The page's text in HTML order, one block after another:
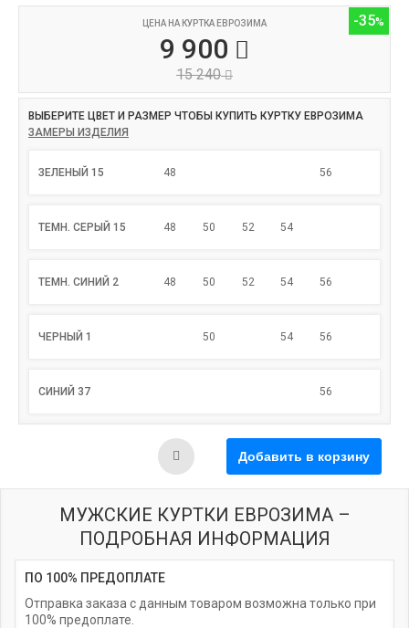
-35
ЦЕНА НА КУРТКА ЕВРОЗИМА
9 900
15 240
ВЫБЕРИТЕ ЦВЕТ И РАЗМЕР ЧТОБЫ КУПИТЬ КУРТКУ ЕВРОЗИМА
ЗАМЕРЫ ИЗДЕЛИЯ
ЗЕЛЕНЫЙ 15 48 56
ТЕМН. СЕРЫЙ 15 48 50 52 54
ТЕМН. СИНИЙ 2 48 50 52 54 56
ЧЕРНЫЙ 1 50 54 56
СИНИЙ 37 56
МУЖСКИЕ КУРТКИ ЕВРОЗИМА –
ПОДРОБНАЯ ИНФОРМАЦИЯ
ПО 100% ПРЕДОПЛАТЕ
Отправка заказа с данным товаром возможна только при
100% предоплате.